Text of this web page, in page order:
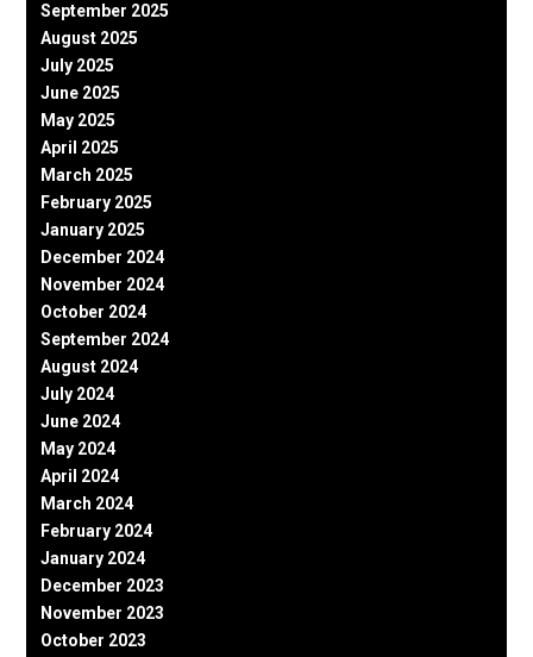
September 2025
August 2025
July 2025
June 2025
May 2025
April 2025
March 2025
February 2025
January 2025
December 2024
November 2024
October 2024
September 2024
August 2024
July 2024
June 2024
May 2024
April 2024
March 2024
February 2024
January 2024
December 2023
November 2023
October 2023